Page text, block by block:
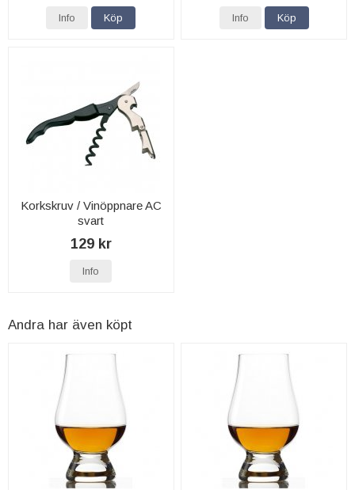
Info Köp Info Köp
Korkskruv / Vinöppnare AC
svart
129 kr
Info
Andra har även köpt